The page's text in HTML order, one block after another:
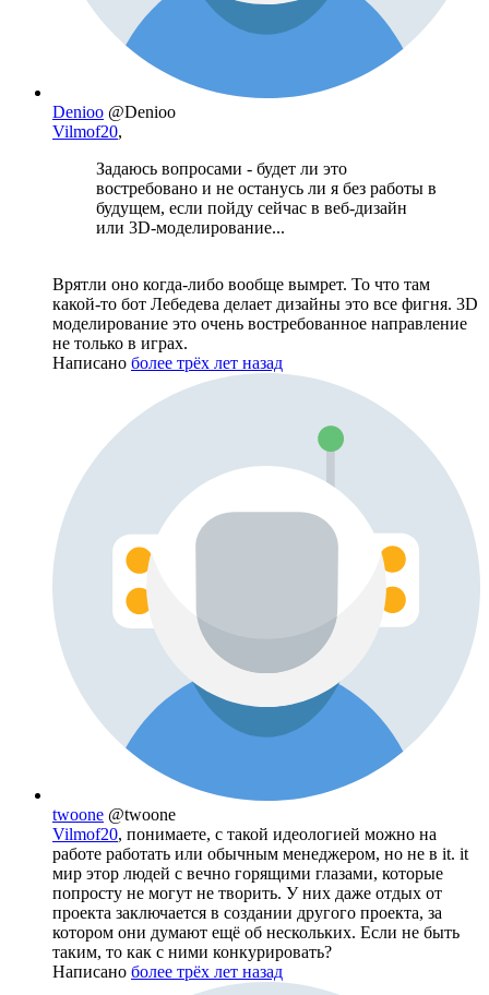
Denioo @Denioo
Vilmof20,
Задаюсь вопросами - будет ли это
востребовано и не останусь ли я без работы в
будущем, если пойду сейчас в веб-дизайн
или 3D-моделирование...
Врятли оно когда-либо вообще вымрет. То что там
какой-то бот Лебедева делает дизайны это все фигня. 3D
моделирование это очень востребованное направление
не только в играх.
Написано более трёх лет назад
twoone @twoone
Vilmof20, понимаете, с такой идеологией можно на
работе работать или обычным менеджером, но не в it. it
мир этор людей с вечно горящими глазами, которые
попросту не могут не творить. У них даже отдых от
проекта заключается в создании другого проекта, за
котором они думают ещё об нескольких. Если не быть
таким, то как с ними конкурировать?
Написано более трёх лет назад